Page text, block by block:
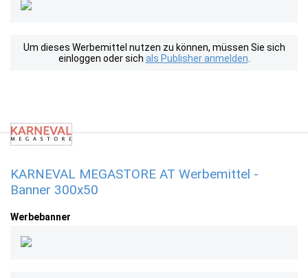
Um dieses Werbemittel nutzen zu können, müssen Sie sich
einloggen oder sich als Publisher anmelden
KARNEVAL MEGASTORE AT Werbemittel -
Banner 300x50
Werbebanner